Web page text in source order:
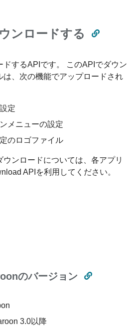
ンロードする
ドするAPIです。 このAPIでダウン
は、次の機能でアップロードされ
定
メニューの設定
のロゴファイル
ンロードについては、各アプリ
APIを利用してください。
のバージョン
3.0以降